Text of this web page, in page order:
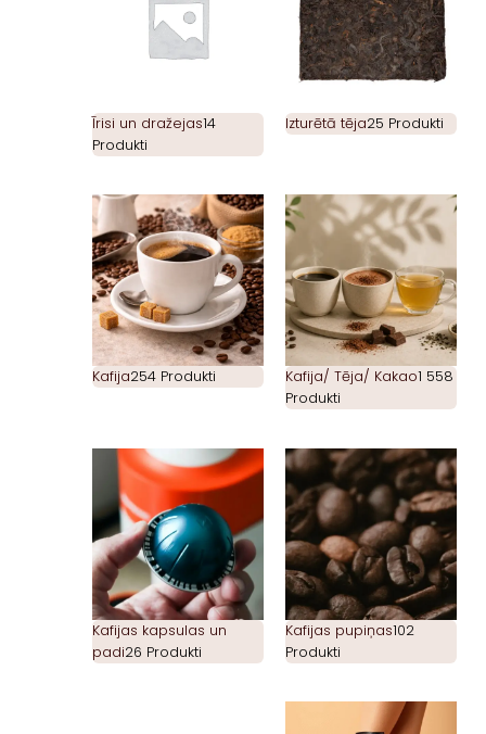
Īrisi un dražejas14
Produkti
Izturētā tēja25 Produkti
Kafija254 Produkti Kafija/ Tēja/ Kakao1 558
Produkti
Kafijas kapsulas un
padi26 Produkti
Kafijas pupiņas102
Produkti